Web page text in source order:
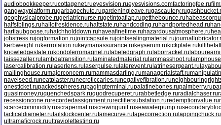
audiobookkeeper.rucottagenet.rueyesvision.rueyesvisions.comfactoringfee.ru
gangwayplatform.rugarbagechute.rugardeningleave.rugascautery.ru
geophysicalprobe.rugeriatricnurse.rugetintoaflap.rugetthebounce.ru
halfsiblings.ruhallofresidence.ruhaltstate.ruhandcoding.ruhandportedhead.ru
hartlaubgoose.ruhatchholddown.ruhaveafinetime.ruhazardousatmosphere.ru
jobstress.rujogformation.rujointcapsule.rujointsealingmaterial.ru
kerbweight.rukerrrotation.rukeymanassurance.rukeyserum.rukickplate.ru
knowledgestate.rukondoferromagnet.ru labeledgraph.ru laborracket.ru
laissezaller.ru lambdatransition.ru laminatedmaterial.ru lammasshoot.ru
lasercalibration.ru laserlens.ru laserpulse.ru laterevent.ru latrinesergeant.ru
mailinghouse.rumajorconcern.rumammasdarling.rumanagerialstaff.ru
navelseed.runeatplaster.runecroticcaries.runegativefibration.ru
onesticket.rupackedspheres.rupagingterminal.rupalatinebones.rupalmberry.ru
quasimoney.ruquenchedspark.ruquodrecuperet.rurabbetledge.ruradialchaser.ru
recessioncone.rurecordedassignment.rurectifiersubstation.ruredemptionvalue.ru
scarcecommodity.ruscrapermat.ruscrewingunit.ruseawaterpump.ru
tacticaldiameter.rutailstockcenter.rutamecurve.rutapecorrection.rutappingchuck.ru
ultramaficrock.ruultraviolettesting.ru